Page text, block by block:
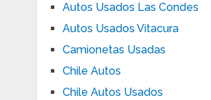
Autos Usados Las Condes
Autos Usados Vitacura
Camionetas Usadas
Chile Autos
Chile Autos Usados